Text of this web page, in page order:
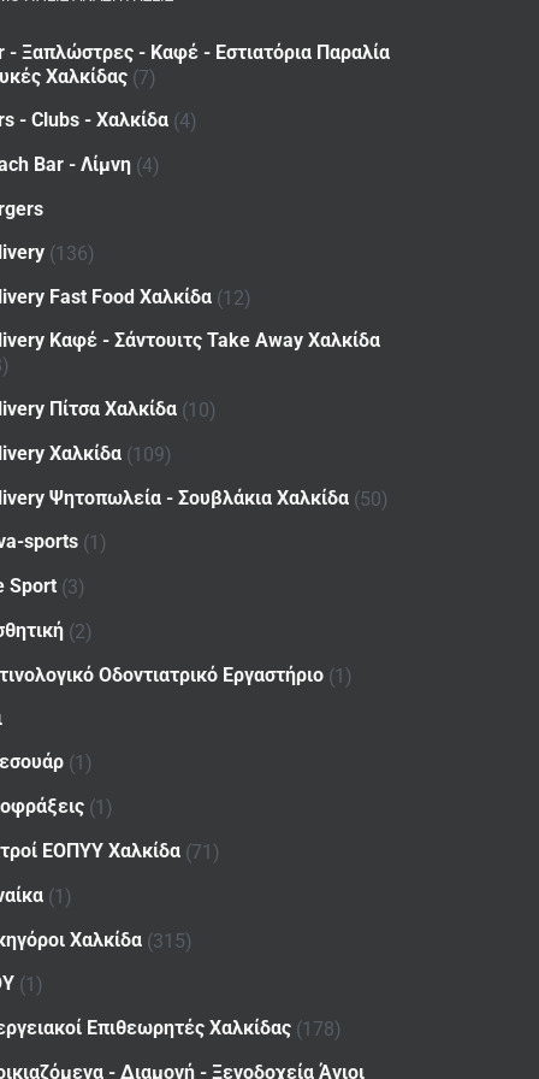
- Ξαπλώστρες - Καφέ - Εστιατόρια Παραλία
Χαλκίδας (7)
- Clubs - Χαλκίδα (4)
Bar - Λίμνη (4)
(136)
Fast Food Χαλκίδα (12)
Καφέ - Σάντουιτς Take Away Χαλκίδα
Πίτσα Χαλκίδα (10)
Χαλκίδα (109)
Ψητοπωλεία - Σουβλάκια Χαλκίδα (50)
sports (1)
Sport (3)
(2)
Οδοντιατρικό Εργαστήριο (1)
(1)
(1)
ΕΟΠΥΥ Χαλκίδα (71)
(1)
Χαλκίδα (315)
(1)
Επιθεωρητές Χαλκίδας (178)
- Διαμονή - Ξενοδοχεία Άγιοι